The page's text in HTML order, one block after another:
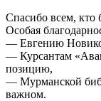
Спасибо всем, кто
Особая
— Евгению
— Курсантам
позицию,
— Мурманской
важном.